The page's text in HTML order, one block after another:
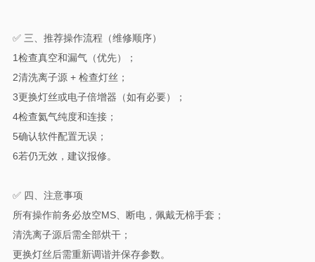
✅ 三、推荐操作流程（维修顺序）
1检查真空和漏气（优先）；
2清洗离子源 + 检查灯丝；
3更换灯丝或电子倍增器（如有必要）；
4检查氦气纯度和连接；
5确认软件配置无误；
6若仍无效，建议报修。
✅ 四、注意事项
所有操作前务必放空MS、断电，佩戴无棉手套；
清洗离子源后需全部烘干；
更换灯丝后需重新调谐并保存参数。